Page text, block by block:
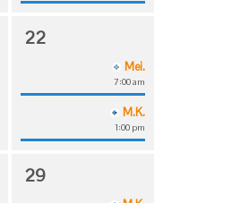
22
Mei.
7:00 am
M.K.
1:00 pm
29